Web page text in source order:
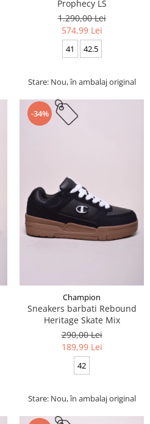
Prophecy LS
1.290,00 Lei
574,99 Lei
41 42.5
Stare: Nou, în ambalaj original
-34%
Champion
Sneakers barbati Rebound
Heritage Skate Mix
290,00 Lei
189,99 Lei
42
Stare: Nou, în ambalaj original